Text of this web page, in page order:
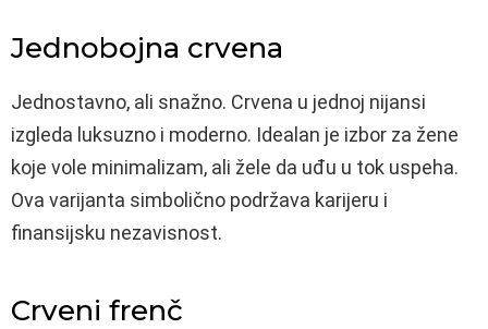
Jednobojna crvena
Jednostavno, ali snažno. Crvena u jednoj nijansi
izgleda luksuzno i moderno. Idealan je izbor za žene
koje vole minimalizam, ali žele da uđu u tok uspeha.
Ova varijanta simbolično podržava karijeru i
finansijsku nezavisnost.
Crveni frenč